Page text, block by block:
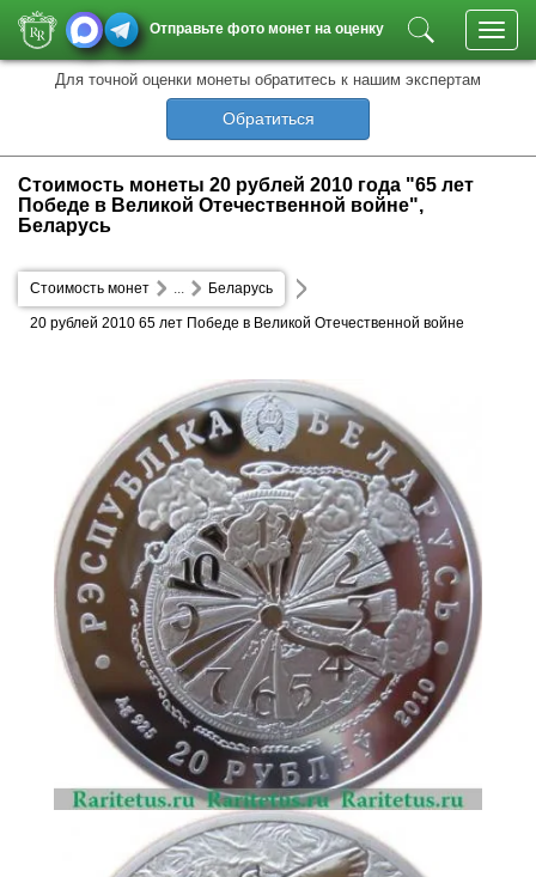
Отправьте фото монет на оценку
Для точной оценки монеты обратитесь к нашим экспертам
Обратиться
Стоимость монеты 20 рублей 2010 года "65 лет
Победе в Великой Отечественной войне",
Беларусь
Стоимость монет Беларусь
...
20 рублей 2010 65 лет Победе в Великой Отечественной войне